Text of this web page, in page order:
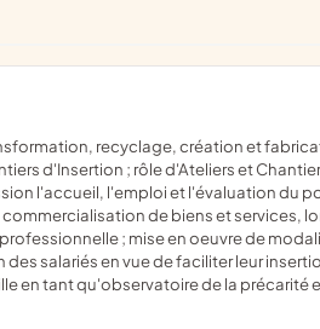
d'Insertion ; rôle d'Ateliers et
l'accueil, l'emploi et l'évaluation du
de biens et services,
; mise en oeuvre de
salariés en vue de faciliter leur
en tant qu'observatoire de la précarité